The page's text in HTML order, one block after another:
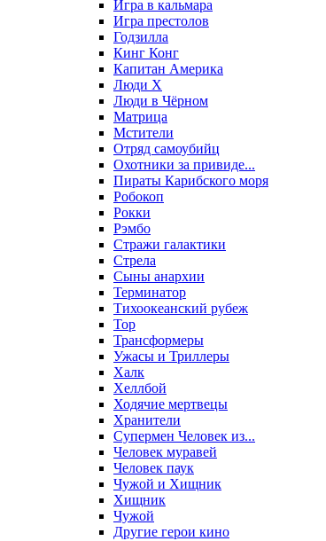
Игра в кальмара
Игра престолов
Годзилла
Кинг Конг
Капитан Америка
Люди X
Люди в Чёрном
Матрица
Мстители
Отряд самоубийц
Охотники за привиде...
Пираты Карибского моря
Робокоп
Рокки
Рэмбо
Стражи галактики
Стрела
Сыны анархии
Терминатор
Тихоокеанский рубеж
Тор
Трансформеры
Ужасы и Триллеры
Халк
Хеллбой
Ходячие мертвецы
Хранители
Супермен Человек из...
Человек муравей
Человек паук
Чужой и Хищник
Хищник
Чужой
Другие герои кино